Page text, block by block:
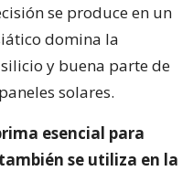
se produce en un
domina la
y buena parte de
solares.
esencial para
se utiliza en la